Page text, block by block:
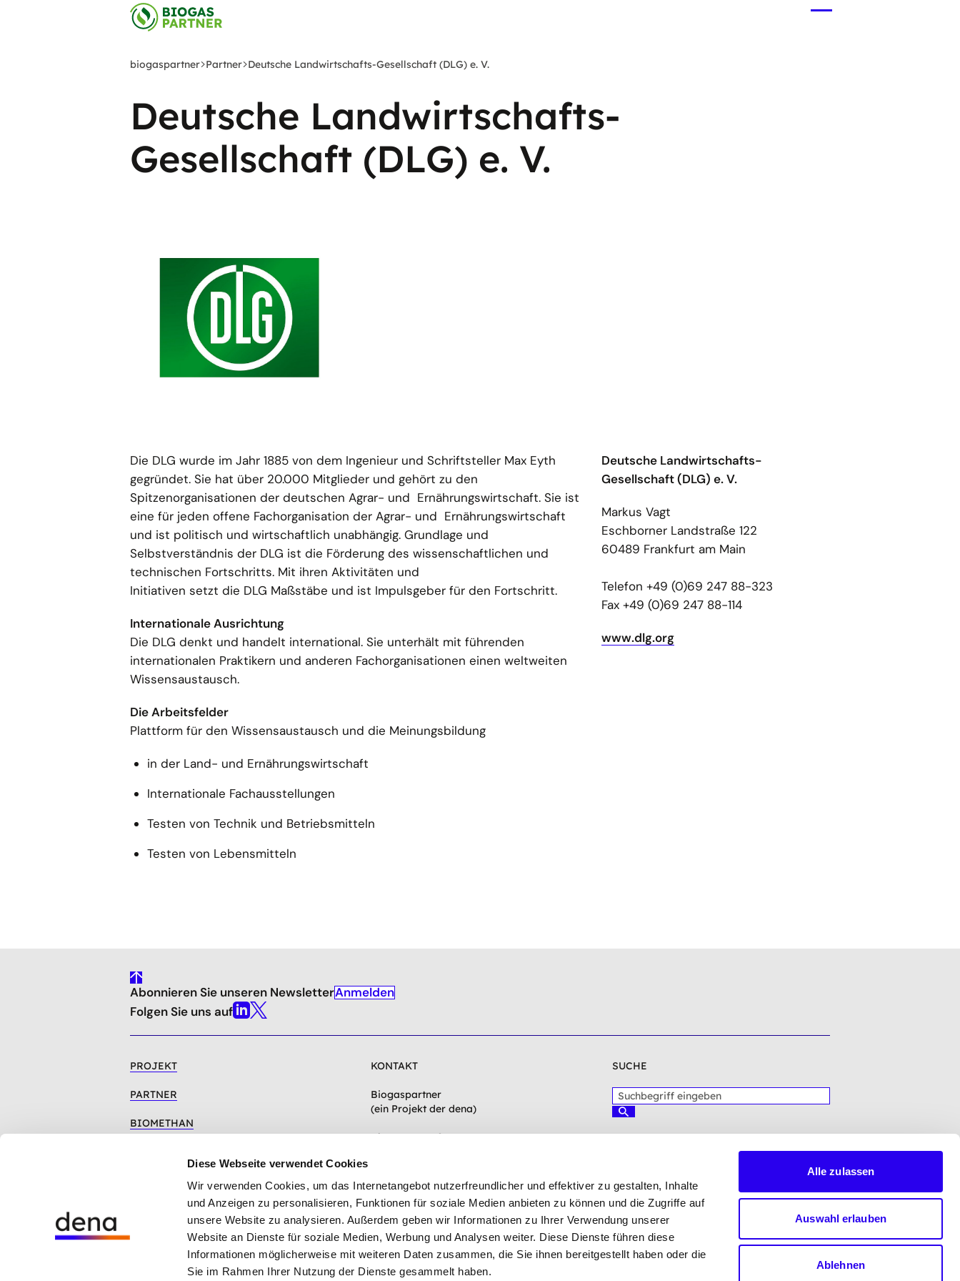
Diese Webseite verwendet Cookies
Wir verwenden Cookies, um das Internetangebot nutzerfreundlicher und effektiver zu gestalten, Inhalte
und Anzeigen zu personalisieren, Funktionen für soziale Medien anbieten zu können und die Zugriffe auf
unsere Website zu analysieren. Außerdem geben wir Informationen zu Ihrer Verwendung unserer
Website an Dienste für soziale Medien, Werbung und Analysen weiter. Diese Dienste führen diese
Informationen möglicherweise mit weiteren Daten zusammen, die Sie ihnen bereitgestellt haben oder die
Sie im Rahmen Ihrer Nutzung der Dienste gesammelt haben.
Alle zulassen
Auswahl erlauben
Ablehnen
biogaspartner Partner Deutsche Landwirtschafts-Gesellschaft (DLG) e. V.
Deutsche Landwirtschafts-
Gesellschaft (DLG) e. V.
Die DLG wurde im Jahr 1885 von dem Ingenieur und Schriftsteller Max Eyth
gegründet. Sie hat über 20.000 Mitglieder und gehört zu den
Spitzenorganisationen der deutschen Agrar- und Ernährungswirtschaft. Sie ist
eine für jeden offene Fachorganisation der Agrar- und Ernährungswirtschaft
und ist politisch und wirtschaftlich unabhängig. Grundlage und
Selbstverständnis der DLG ist die Förderung des wissenschaftlichen und
technischen Fortschritts. Mit ihren Aktivitäten und
Initiativen setzt die DLG Maßstäbe und ist Impulsgeber für den Fortschritt.
Internationale Ausrichtung
Die DLG denkt und handelt international. Sie unterhält mit führenden
internationalen Praktikern und anderen Fachorganisationen einen weltweiten
Wissensaustausch.
Die Arbeitsfelder
Plattform für den Wissensaustausch und die Meinungsbildung
in der Land- und Ernährungswirtschaft
Internationale Fachausstellungen
Testen von Technik und Betriebsmitteln
Testen von Lebensmitteln
Deutsche Landwirtschafts-
Gesellschaft (DLG) e. V.
Markus Vagt
Eschborner Landstraße 122
60489 Frankfurt am Main
Telefon +49 (0)69 247 88-323
Fax +49 (0)69 247 88-114
www.dlg.org
gehe
nach
oben
Abonnieren Sie unseren NewsletterAnmelden
Folgen Sie uns aufLinkedin
X
PROJEKT
PARTNER
BIOMETHAN
VERÖFFENTLICHUNGEN
KONTAKT
Biogaspartner
(ein Projekt der dena)
Chausseestraße 128a
biogaspartner(at)dena.de
Zum Kontaktformular
SUCHE
u
h
r
i
f
f
e
S
c
Hinweisgebersystem der dena
Cookie-Einstellungen